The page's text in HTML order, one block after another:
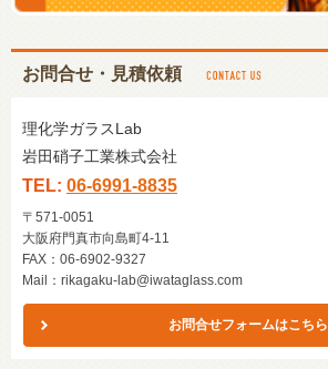
お問合せ・見積依頼
理化学ガラスLab
岩田硝子工業株式会社
TEL: 06-6991-8835
〒571-0051
大阪府門真市向島町4-11
FAX：06-6902-9327
Mail： rikagaku-lab@iwataglass.com
お問合せフォームはこちら